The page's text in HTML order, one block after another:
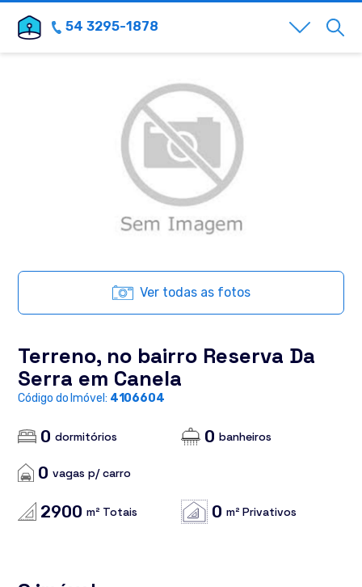
54 3295-1878
Ver todas as fotos
Terreno, no bairro Reserva Da
Serra em Canela
Código do Imóvel: 4106604
0 dormitórios 0 banheiros
0 vagas p/ carro
2900 m² Totais 0 m² Privativos